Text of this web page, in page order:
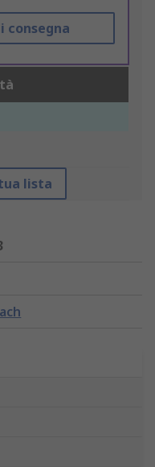
consegna
lista